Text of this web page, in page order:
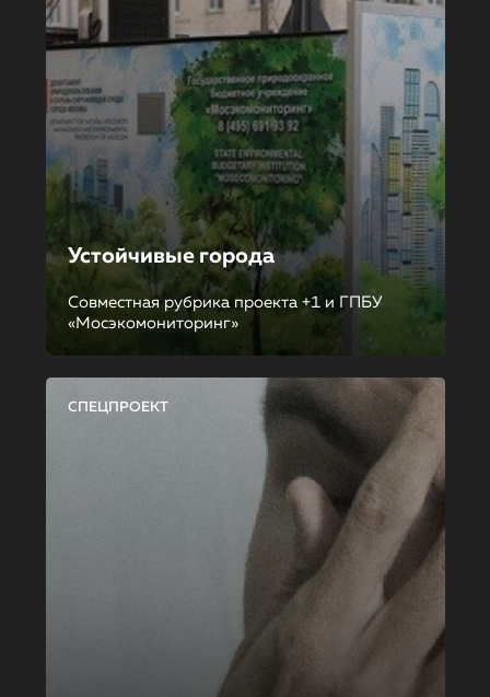
Устойчивые города
Совместная рубрика проекта +1 и ГПБУ
«Мосэкомониторинг»
СПЕЦПРОЕКТ